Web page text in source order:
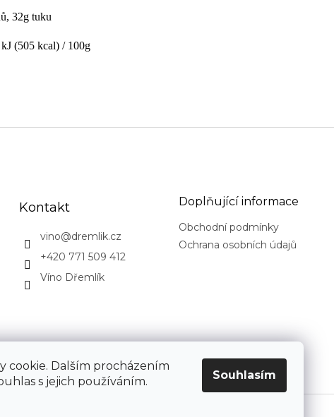
cookie. Dalším procházením
s jejich používáním.
Souhlasím
32g tuku
(505 kcal) / 100g
Kontakt
vino@dremlik.cz
+420 771 509 412
Víno Dřemlík
Doplňující informace
Obchodní podmínky
Ochrana osobních údajů
CovidExpert.sk